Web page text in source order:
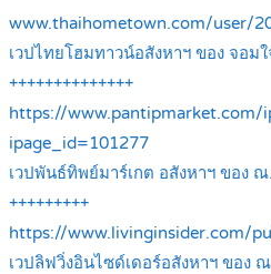
www.thaihometown.com/user/
เวปไทยโฮมทาวน์อสังหาฯ ของ จอม
++++++++++++++
https://www.pantipmarket.com/
ipage_id=101277
เวปพันธ์ทิพย์มาร์เกต อสังหาฯ ของ
+++++++++
https://www.livinginsider.com/
เวปลิฟวิ่งอินไซด์เดอร์อสังหาฯ ของ